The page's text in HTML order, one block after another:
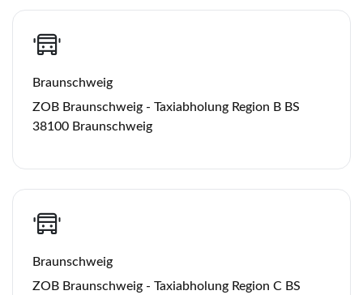
Braunschweig
ZOB Braunschweig - Taxiabholung Region B BS
38100 Braunschweig
Braunschweig
ZOB Braunschweig - Taxiabholung Region C BS